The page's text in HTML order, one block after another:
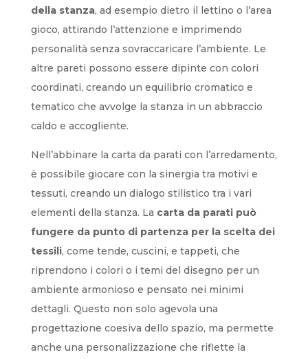
della stanza, ad esempio dietro il lettino o l’area
gioco, attirando l’attenzione e imprimendo
personalità senza sovraccaricare l’ambiente. Le
altre pareti possono essere dipinte con colori
coordinati, creando un equilibrio cromatico e
tematico che avvolge la stanza in un abbraccio
caldo e accogliente.
Nell’abbinare la carta da parati con l’arredamento,
è possibile giocare con la sinergia tra motivi e
tessuti, creando un dialogo stilistico tra i vari
elementi della stanza. La carta da parati può
fungere da punto di partenza per la scelta dei
tessili, come tende, cuscini, e tappeti, che
riprendono i colori o i temi del disegno per un
ambiente armonioso e pensato nei minimi
dettagli. Questo non solo agevola una
progettazione coesiva dello spazio, ma permette
anche una personalizzazione che riflette la